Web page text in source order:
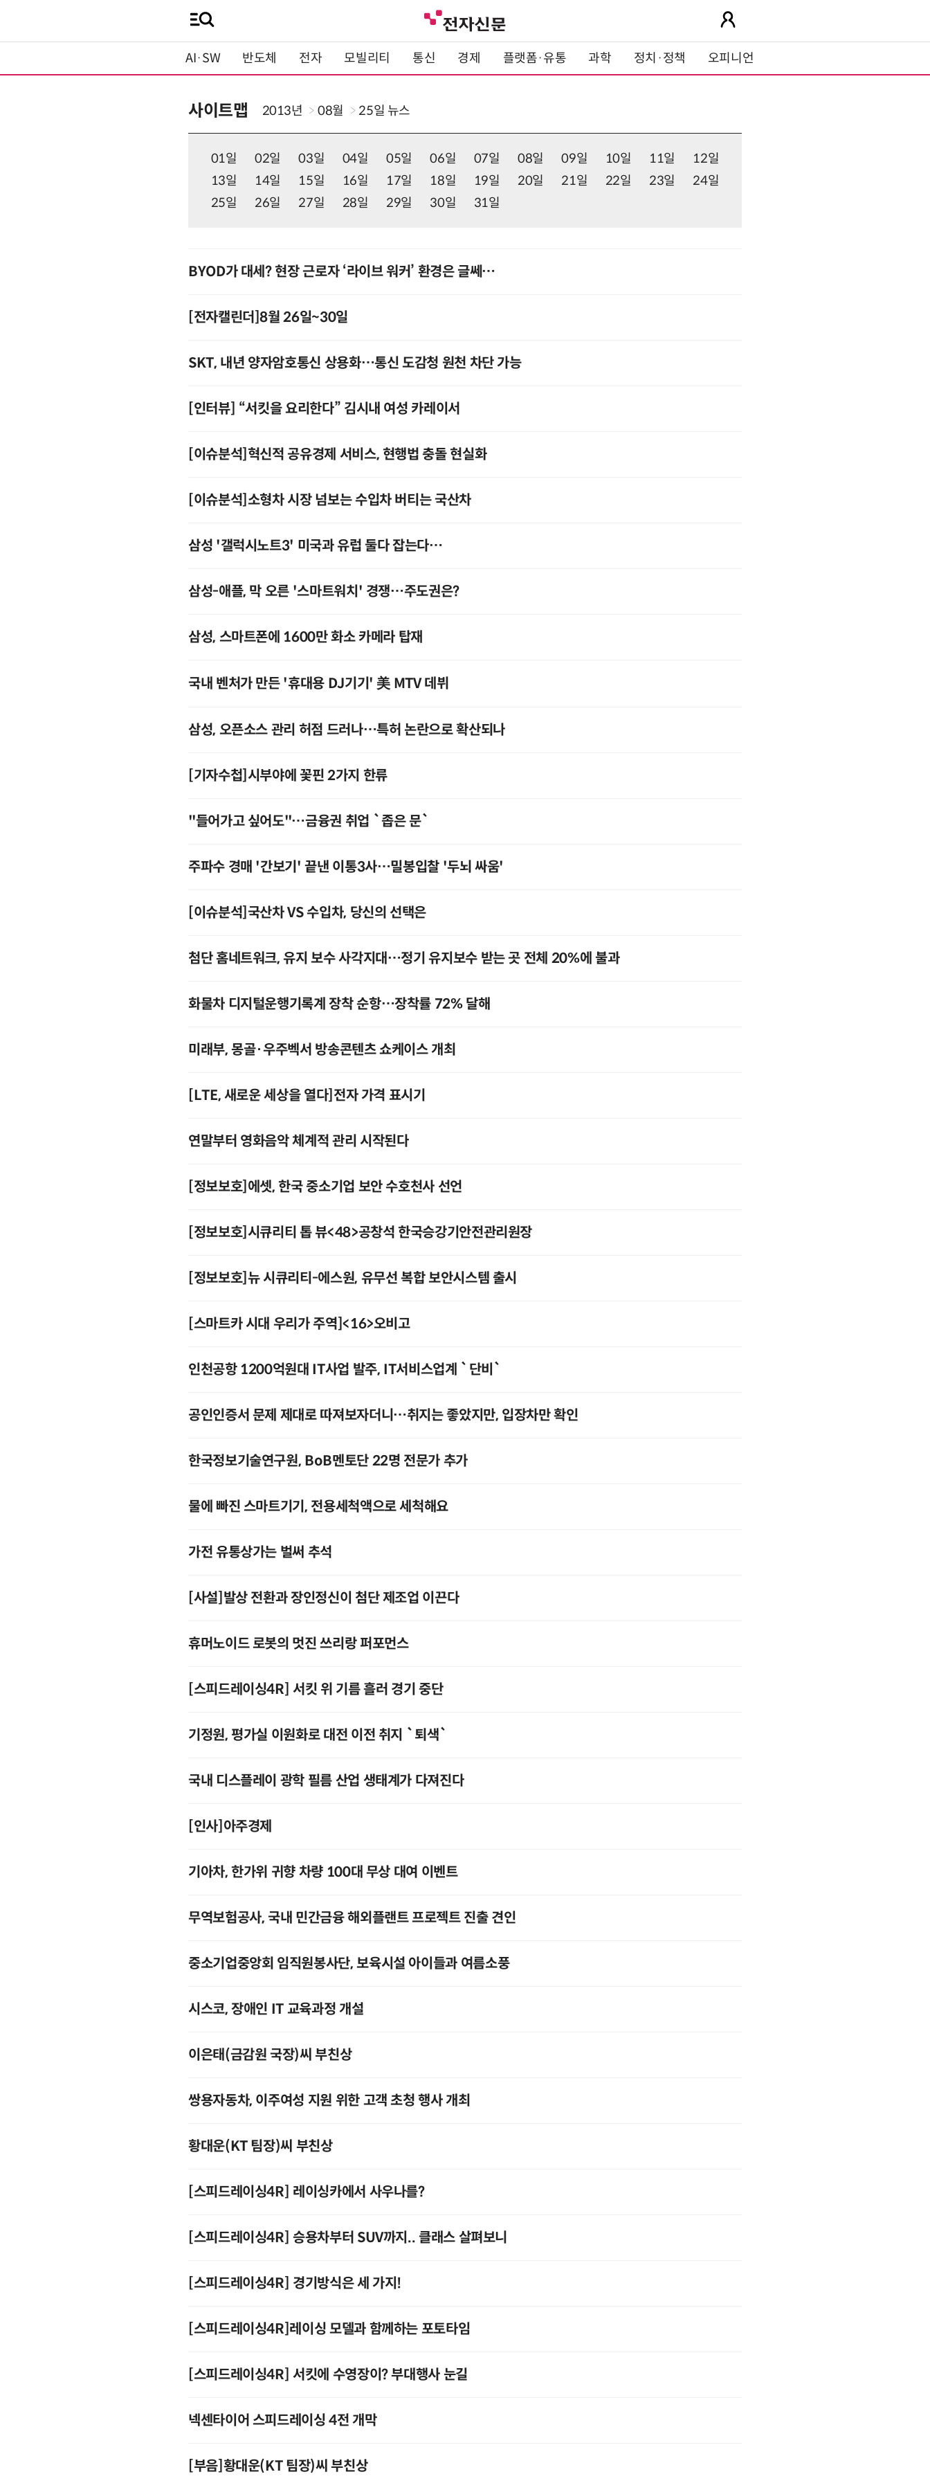
AI·SW 반도체 전자 모빌리티 통신 경제 플랫폼·유통 과학 정치·정책 오피니언
사이트맵 2013년 08월 25일 뉴스
01일 02일 03일 04일 05일 06일 07일 08일 09일 10일 11일
12일
13일
14일 15일 16일 17일 18일 19일 20일 21일 22일 23일
24일
25일
26일 27일 28일 29일 30일 31일
BYOD가 대세? 현장 근로자 ‘라이브 워커’ 환경은 글쎄…
[전자캘린더]8월 26일~30일
SKT, 내년 양자암호통신 상용화…통신 도감청 원천 차단 가능
[인터뷰] “서킷을 요리한다” 김시내 여성 카레이서
[이슈분석]혁신적 공유경제 서비스, 현행법 충돌 현실화
[이슈분석]소형차 시장 넘보는 수입차 버티는 국산차
삼성 '갤럭시노트3' 미국과 유럽 둘다 잡는다…
삼성-애플, 막 오른 '스마트워치' 경쟁…주도권은?
삼성, 스마트폰에 1600만 화소 카메라 탑재
국내 벤처가 만든 '휴대용 DJ기기' 美 MTV 데뷔
삼성, 오픈소스 관리 허점 드러나…특허 논란으로 확산되나
[기자수첩]시부야에 꽃핀 2가지 한류
"들어가고 싶어도"…금융권 취업 `좁은 문`
주파수 경매 '간보기' 끝낸 이통3사…밀봉입찰 '두뇌 싸움'
[이슈분석]국산차 VS 수입차, 당신의 선택은
첨단 홈네트워크, 유지 보수 사각지대…정기 유지보수 받는 곳 전체 20%에 불과
화물차 디지털운행기록계 장착 순항…장착률 72% 달해
미래부, 몽골·우주벡서 방송콘텐츠 쇼케이스 개최
[LTE, 새로운 세상을 열다]전자 가격 표시기
연말부터 영화음악 체계적 관리 시작된다
[정보보호]에셋, 한국 중소기업 보안 수호천사 선언
[정보보호]시큐리티 톱 뷰<48>공창석 한국승강기안전관리원장
[정보보호]뉴 시큐리티-에스원, 유무선 복합 보안시스템 출시
[스마트카 시대 우리가 주역]<16>오비고
인천공항 1200억원대 IT사업 발주, IT서비스업계 `단비`
공인인증서 문제 제대로 따져보자더니…취지는 좋았지만, 입장차만 확인
한국정보기술연구원, BoB멘토단 22명 전문가 추가
물에 빠진 스마트기기, 전용세척액으로 세척해요
가전 유통상가는 벌써 추석
[사설]발상 전환과 장인정신이 첨단 제조업 이끈다
휴머노이드 로봇의 멋진 쓰리랑 퍼포먼스
[스피드레이싱4R] 서킷 위 기름 흘러 경기 중단
기정원, 평가실 이원화로 대전 이전 취지 `퇴색`
국내 디스플레이 광학 필름 산업 생태계가 다져진다
[인사]아주경제
기아차, 한가위 귀향 차량 100대 무상 대여 이벤트
무역보험공사, 국내 민간금융 해외플랜트 프로젝트 진출 견인
중소기업중앙회 임직원봉사단, 보육시설 아이들과 여름소풍
시스코, 장애인 IT 교육과정 개설
이은태(금감원 국장)씨 부친상
쌍용자동차, 이주여성 지원 위한 고객 초청 행사 개최
황대운(KT 팀장)씨 부친상
[스피드레이싱4R] 레이싱카에서 사우나를?
[스피드레이싱4R] 승용차부터 SUV까지.. 클래스 살펴보니
[스피드레이싱4R] 경기방식은 세 가지!
[스피드레이싱4R]레이싱 모델과 함께하는 포토타임
[스피드레이싱4R] 서킷에 수영장이? 부대행사 눈길
넥센타이어 스피드레이싱 4전 개막
[부음]황대운(KT 팀장)씨 부친상